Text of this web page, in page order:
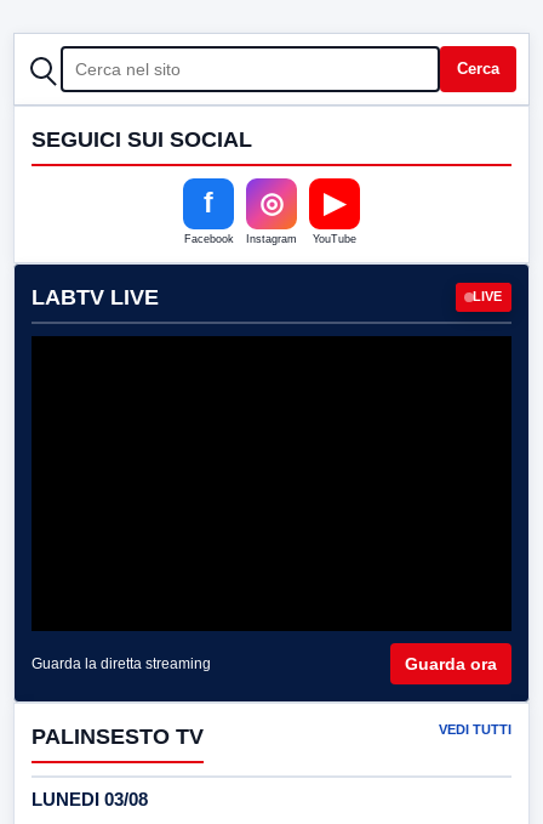
CERCA Cerca
SEGUICI SUI SOCIAL
f
Facebook
◎
Instagram
▶
YouTube
LABTV LIVE LIVE
Guarda la diretta streaming Guarda ora
PALINSESTO TV VEDI TUTTI
LUNEDI 03/08